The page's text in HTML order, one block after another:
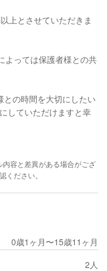
上とさせていただきま
よっては保護者様との共
の時間を大切にしたい
していただけますと幸
容と差異がある場合がござ
ください。
0歳1ヶ月〜15歳11ヶ月
2人